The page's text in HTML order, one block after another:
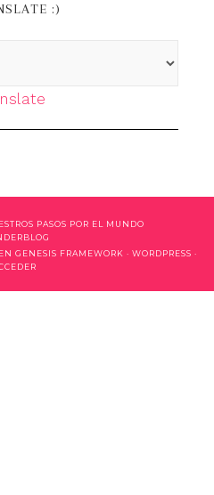
:)
PASOS POR EL MUNDO
EN GENESIS FRAMEWORK · WORDPRESS ·